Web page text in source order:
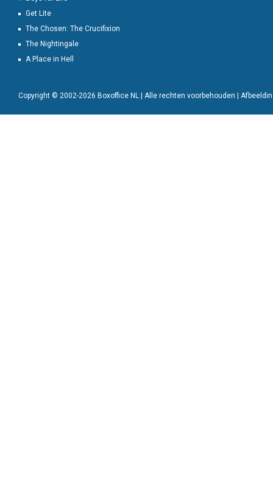
Get Lite
The Chosen: The Crucifixion
The Nightingale
A Place in Hell
Copyright © 2002-2026 Boxoffice NL | Alle rechten voorbehouden |